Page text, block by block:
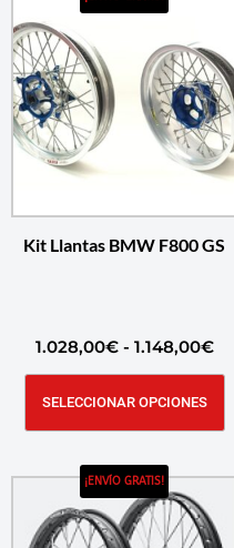
Kit Llantas BMW F800 GS
1.028,00€ - 1.148,00€
SELECCIONAR OPCIONES
¡ENVÍO GRATIS!